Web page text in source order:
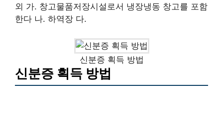
외 가. 창고물품저장시설로서 냉장냉동 창고를 포함
한다 나. 하역장 다.
신분증 획득 방법
신분증 획득 방법